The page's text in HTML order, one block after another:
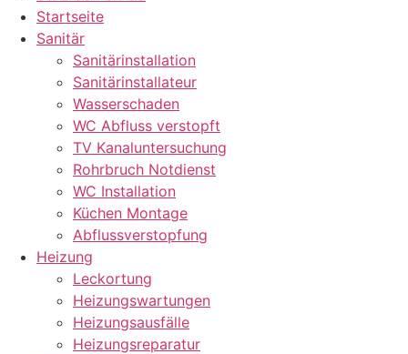
Startseite
Sanitär
Sanitärinstallation
Sanitärinstallateur
Wasserschaden
WC Abfluss verstopft
TV Kanaluntersuchung
Rohrbruch Notdienst
WC Installation
Küchen Montage
Abflussverstopfung
Heizung
Leckortung
Heizungswartungen
Heizungsausfälle
Heizungsreparatur